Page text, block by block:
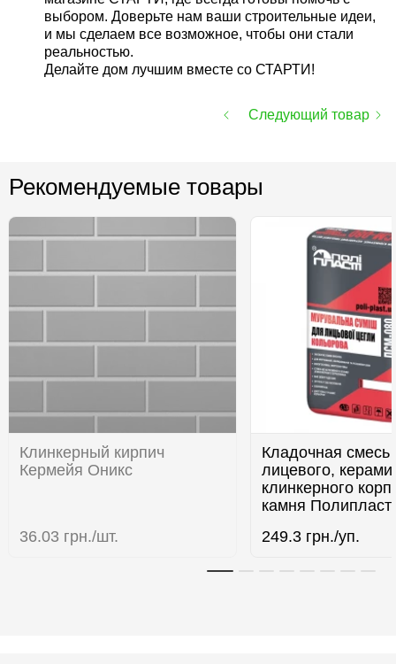
выбором. Доверьте нам ваши строительные идеи,
и мы сделаем все возможное, чтобы они стали
реальностью.
Делайте дом лучшим вместе со СТАРТИ!
Следующий товар
Рекомендуемые товары
Клинкерный кирпич
Кермейя Оникс
36.03 грн./шт.
Кладочная смесь
лицевого,
клинкерного
камня
249.3 грн./уп.